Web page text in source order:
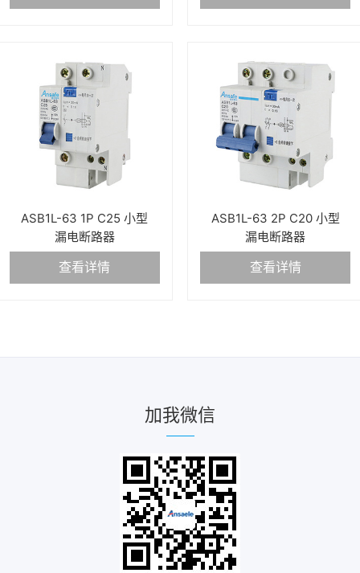
ASB1L-63 1P C25 小型
漏电断路器
查看详情
ASB1L-63 2P C20 小型
漏电断路器
查看详情
加我微信